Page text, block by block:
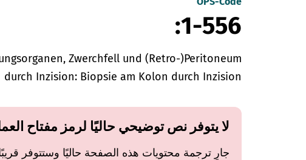
1-556:
Zwerchfell und (Retro-)Peritoneum
durch Inzision: Biopsie am Kolon durch Inzision
لا يتوفر نص توضيحي حاليًا لرمز مفتاح
جارِ ترجمة محتويات هذه الصفحة حاليًا وستتوفر قريبًا